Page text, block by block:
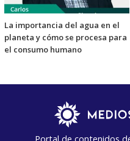
La importancia del agua en el
planeta y cómo se procesa para
el consumo humano